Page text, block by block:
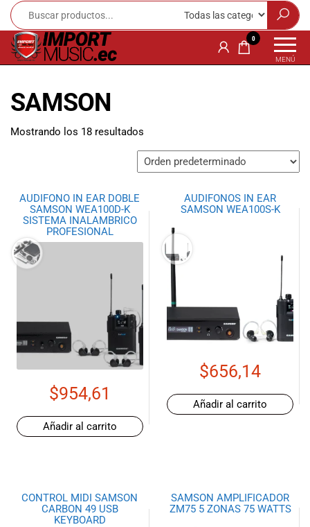
Music
Ecuador!
en
musicales,
equipo de
iluminación
para músicos y
amantes de la
música.
Ofrecemos una
amplia gama
de productos
de las mejores
marcas del
mercado,
desde
guitarras, bajos
amplificadores,
mezcladores y
una selección
MENÚ
0
SAMSON
Mostrando los 18 resultados
AUDIFONO IN EAR DOBLE
SAMSON WEA100D-K
SISTEMA INALAMBRICO
PROFESIONAL
$954,61
Añadir al carrito
AUDIFONOS IN EAR
SAMSON WEA100S-K
$656,14
Añadir al carrito
CONTROL MIDI SAMSON
CARBON 49 USB
KEYBOARD
SAMSON AMPLIFICADOR
ZM75 5 ZONAS 75 WATTS